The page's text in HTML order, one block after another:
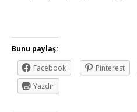
Bunu paylaş:
Facebook
Pinterest
Yazdır